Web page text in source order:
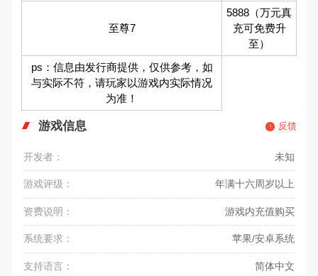
至尊7
5888（万元真
充可免费升
至）
ps：信息由发行商提供，仅供参考，如
与实际不符，请玩家以游戏内实际情况
为准！
游戏信息 反馈
开发者： 未知
游戏评级： 年满十六周岁以上
资费说明： 游戏内充值购买
系统要求： 苹果/安卓系统
支持语言： 简体中文